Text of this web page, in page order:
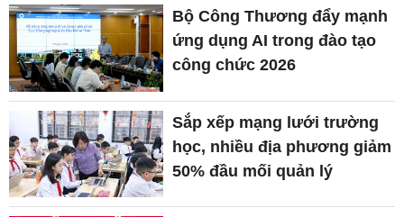
Bộ Công Thương đẩy mạnh
ứng dụng AI trong đào tạo
công chức 2026
Sắp xếp mạng lưới trường
học, nhiều địa phương giảm
50% đầu mối quản lý